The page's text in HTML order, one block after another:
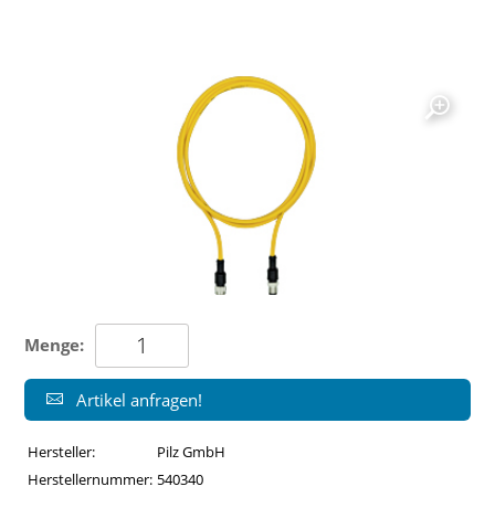
Menge:
Artikel anfragen!
Hersteller:
Pilz GmbH
Herstellernummer: 540340